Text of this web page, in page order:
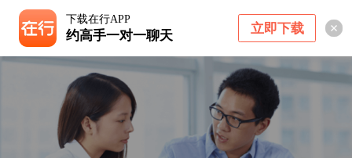
下载在行APP
约高手一对一聊天 立即下载